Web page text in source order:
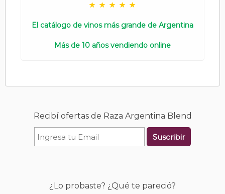
El catálogo de vinos más grande de Argentina
Más de 10 años vendiendo online
Recibí ofertas de Raza Argentina Blend
Suscribir
¿Lo probaste? ¿Qué te pareció?